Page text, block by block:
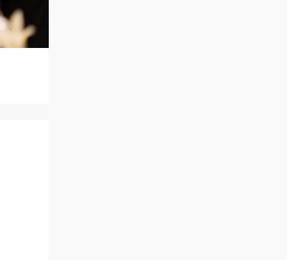
よくあるご質問